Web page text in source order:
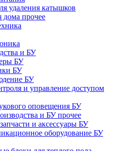
удаления катышков
дома прочее
и БУ
БУ
БУ
БУ
и управление доступом
оповещения БУ
и БУ прочее
и аксессуары БУ
оборудование БУ